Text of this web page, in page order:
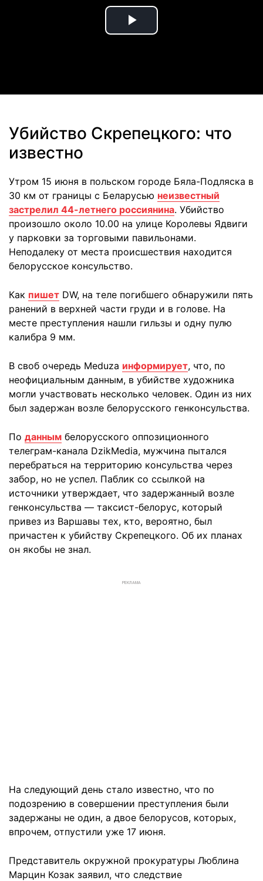
Play
Убийство Скрепецкого: что
известно
Утром 15 июня в польском городе Бяла-Подляска в
30 км от границы с Беларусью неизвестный
застрелил 44-летнего россиянина. Убийство
произошло около 10.00 на улице Королевы Ядвиги
у парковки за торговыми павильонами.
Неподалеку от места происшествия находится
белорусское консульство.
Как пишет DW, на теле погибшего обнаружили пять
ранений в верхней части груди и в голове. На
месте преступления нашли гильзы и одну пулю
калибра 9 мм.
В своб очередь Meduza информирует, что, по
неофициальным данным, в убийстве художника
могли участвовать несколько человек. Один из них
был задержан возле белорусского генконсульства.
По данным белорусского оппозиционного
телеграм-канала DzikMedia, мужчина пытался
перебраться на территорию консульства через
забор, но не успел. Паблик со ссылкой на
источники утверждает, что задержанный возле
генконсульства — таксист-белорус, который
привез из Варшавы тех, кто, вероятно, был
причастен к убийству Скрепецкого. Об их планах
он якобы не знал.
РЕКЛАМА
На следующий день стало известно, что по
подозрению в совершении преступления были
задержаны не один, а двое белорусов, которых,
впрочем, отпустили уже 17 июня.
Представитель окружной прокуратуры Люблина
Марцин Козак заявил, что следствие